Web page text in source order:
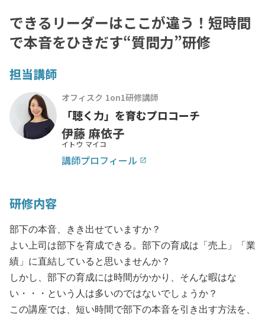
できるリーダーはここが違う！短時間
で本音をひきだす“質問力”研修
担当講師
オフィスク 1on1研修講師
「聴く力」を育むプロコーチ
伊藤 麻依子
イトウ マイコ
講師プロフィール launch
研修内容
部下の本音、きき出せていますか？
よい上司は部下を育成できる。部下の育成は「売上」「業
績」に直結していると思いませんか？
しかし、部下の育成には時間がかかり、そんな暇はな
い・・・という人は多いのではないでしょうか？
この講座では、短い時間で部下の本音を引き出す方法を、